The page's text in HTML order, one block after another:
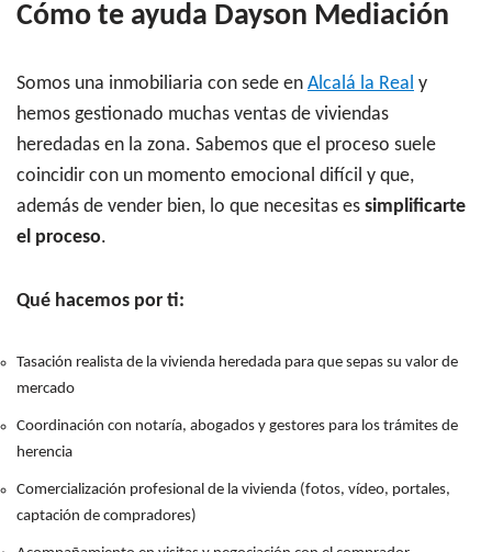
Cómo te ayuda Dayson Mediación
Somos una inmobiliaria con sede en Alcalá la Real y
hemos gestionado muchas ventas de viviendas
heredadas en la zona. Sabemos que el proceso suele
coincidir con un momento emocional difícil y que,
además de vender bien, lo que necesitas es simplificarte
el proceso.
Qué hacemos por ti:
Tasación realista de la vivienda heredada para que sepas su valor de
mercado
Coordinación con notaría, abogados y gestores para los trámites de
herencia
Comercialización profesional de la vivienda (fotos, vídeo, portales,
captación de compradores)